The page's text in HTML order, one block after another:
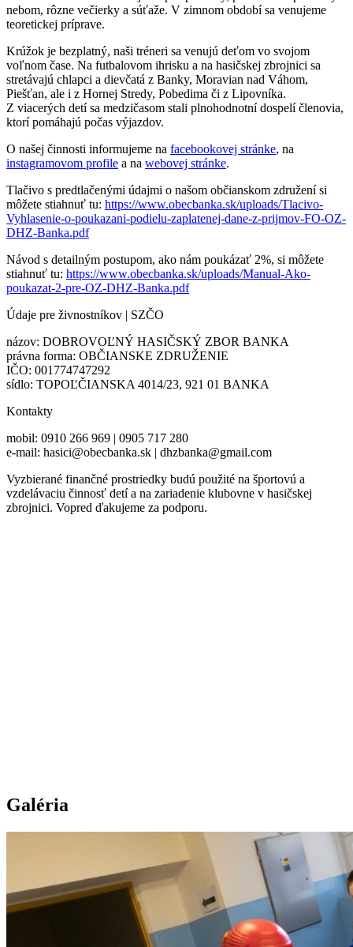
nebom, rôzne večierky a súťaže. V zimnom období sa venujeme
teoretickej príprave.
Krúžok je bezplatný, naši tréneri sa venujú deťom vo svojom
voľnom čase. Na futbalovom ihrisku a na hasičskej zbrojnici sa
stretávajú chlapci a dievčatá z Banky, Moravian nad Váhom,
Piešťan, ale i z Hornej Stredy, Pobedima či z Lipovníka.
Z viacerých detí sa medzičasom stali plnohodnotní dospelí členovia,
ktorí pomáhajú počas výjazdov.
O našej činnosti informujeme na facebookovej stránke, na
instagramovom profile a na webovej stránke.
Tlačivo s predtlačenými údajmi o našom občianskom združení si
môžete stiahnuť tu: https://www.obecbanka.sk/uploads/Tlacivo-
Vyhlasenie-o-poukazani-podielu-zaplatenej-dane-z-prijmov-FO-OZ-
DHZ-Banka.pdf
Návod s detailným postupom, ako nám poukázať 2%, si môžete
stiahnuť tu: https://www.obecbanka.sk/uploads/Manual-Ako-
poukazat-2-pre-OZ-DHZ-Banka.pdf
Údaje pre živnostníkov | SZČO
názov: DOBROVOĽNÝ HASIČSKÝ ZBOR BANKA
právna forma: OBČIANSKE ZDRUŽENIE
IČO: 001774747292
sídlo: TOPOĽČIANSKA 4014/23, 921 01 BANKA
Kontakty
mobil: 0910 266 969 | 0905 717 280
e-mail: hasici@obecbanka.sk | dhzbanka@gmail.com
Vyzbierané finančné prostriedky budú použité na športovú a
vzdelávaciu činnosť detí a na zariadenie klubovne v hasičskej
zbrojnici. Vopred ďakujeme za podporu.
Galéria